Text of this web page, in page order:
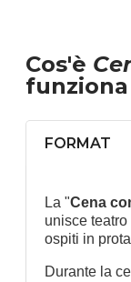
Cos'è
funziona
FORMAT
La "Cena
unisce
ospiti in
Durante la